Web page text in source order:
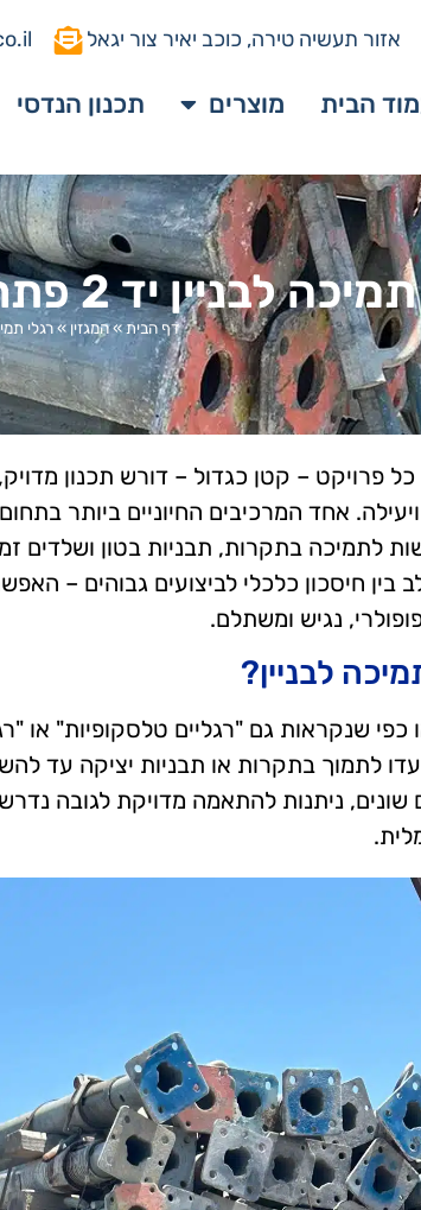
אזור תעשיה טירה, כוכב יאיר צור יגאל
הבית מוצרים תכנון הנדסי
יד 2 פתרון חכם, בטוח וחסכוני לאתרי בנייה
דף הבית»המגזין »רגלי תמיכה לבניין יד
כל פרויקט – קטן כגדול – דורש תכנון
אחד המרכיבים החיוניים ביותר
לתמיכה בתקרות, תבניות בטון ושלדים
חיסכון כלכלי לביצועים גבוהים –
נגיש ומשתלם.
לבניין?
כפי שנקראות גם "רגליים טלסקופיות" או
לתמוך בתקרות או תבניות יציקה עד
שונים, ניתנות להתאמה מדויקת לגובה